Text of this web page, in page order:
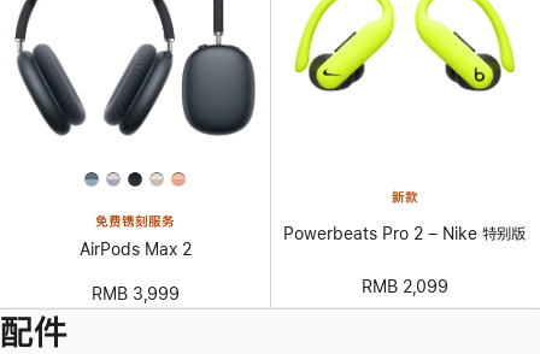
免费镌刻服务
AirPods Max 2
RMB 3,999
新款
Powerbeats Pro 2 – Nike 特别版
RMB 2,099
配件